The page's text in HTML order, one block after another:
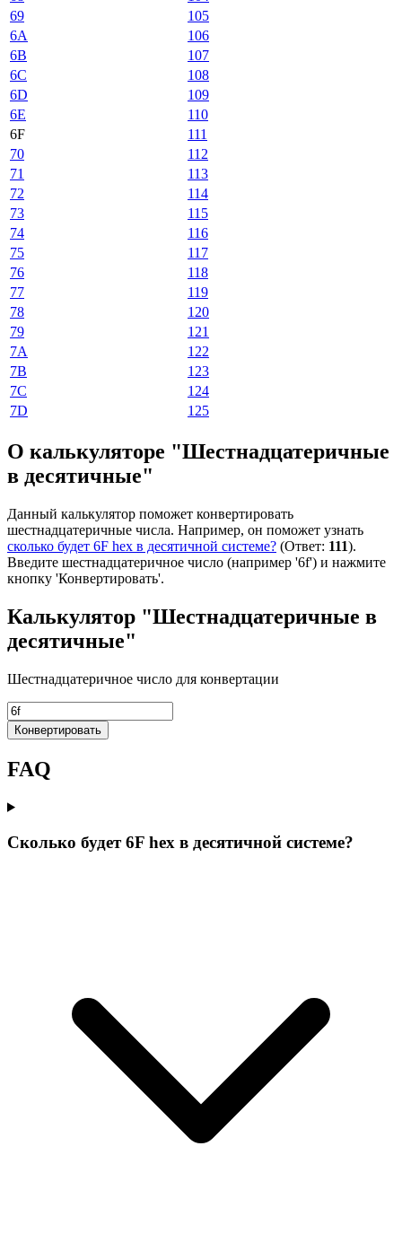
69
105
6A
106
6B
107
6C
108
6D
109
6E
110
6F
111
70
112
71
113
72
114
73
115
74
116
75
117
76
118
77
119
78
120
79
121
7A
122
7B
123
7C
124
7D
125
О калькуляторе "Шестнадцатеричные
в десятичные"
Данный калькулятор поможет конвертировать
шестнадцатеричные числа. Например, он поможет узнать
сколько будет 6F hex в десятичной системе? (Ответ: 111).
Введите шестнадцатеричное число (например '6f') и нажмите
кнопку 'Конвертировать'.
Калькулятор "Шестнадцатеричные в
десятичные"
Шестнадцатеричное число для конвертации
Конвертировать
FAQ
Сколько будет 6F hex в десятичной системе?